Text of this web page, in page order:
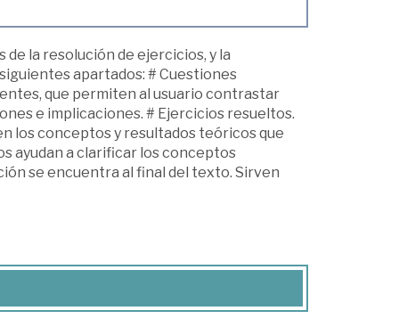
la resolución de ejercicios, y la
apartados: # Cuestiones
que permiten al usuario contrastar
e implicaciones. # Ejercicios resueltos.
los conceptos y resultados teóricos que
ayudan a clarificar los conceptos
se encuentra al final del texto. Sirven